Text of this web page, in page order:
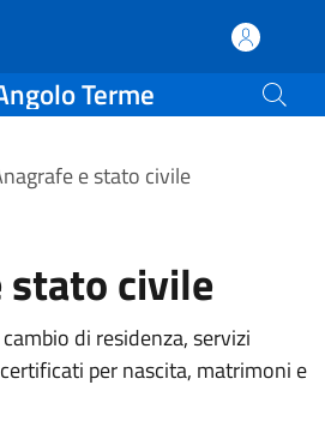
di
in un'altra scheda).
Terme
e stato civile
stato civile
di residenza, servizi
per nascita, matrimoni e